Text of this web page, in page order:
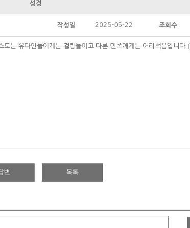
성경
작성일 2025-05-22 조회수
는 유다인들에게는 걸림돌이고 다른 민족에게는 어리석음입니
변 목록